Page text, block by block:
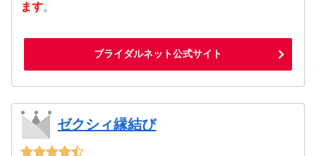
ます。
ブライダルネット公式サイト
ゼクシィ縁結び